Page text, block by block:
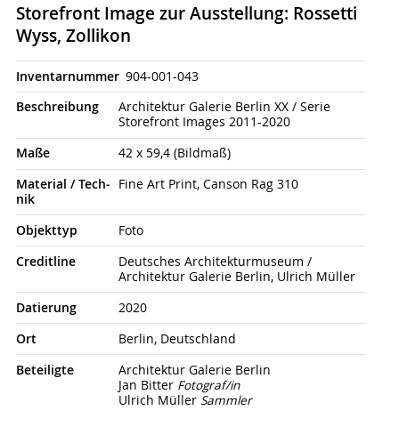
Storefront Image zur Ausstellung: Rossetti
Wyss, Zollikon
Inventarnummer 904-001-043
Beschrei­bung
Architektur Galerie Berlin XX / Serie
Storefront Images 2011-2020
Maße
42 x 59,4 (Bildmaß)
Material / Tech­
nik
Fine Art Print, Canson Rag 310
Objekt­typ
Foto
Credit­line
Deutsches Architekturmuseum /
Architektur Galerie Berlin, Ulrich Müller
Datierung
2020
Ort
Berlin, Deutschland
Beteiligte
Architektur Galerie Berlin
Jan Bitter Fotograf/in
Ulrich Müller Sammler